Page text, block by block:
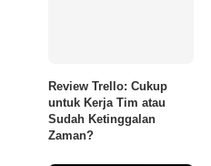
Review Trello: Cukup
untuk Kerja Tim atau
Sudah Ketinggalan
Zaman?